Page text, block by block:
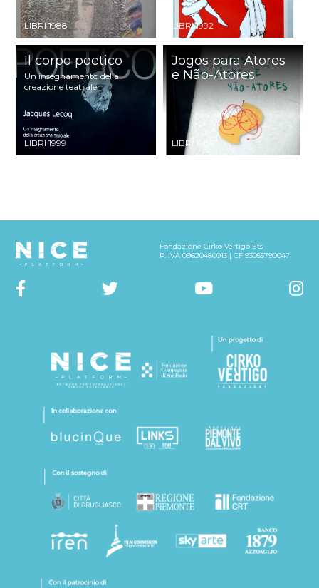
LIBRI 1988 LIBRI 1992
Il corpo poetico
Un insegnamento della
creazione teatrale
LIBRI 1999
Jogos para Atores
e Não-Atores
LIBRI 1989
Fondazione Cirko Vertigo Ets
P. IVA 09620480013 | CF 93055790047